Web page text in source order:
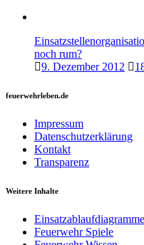
noch rum?
9. Dezember 2012
feuerwehrleben.de
Impressum
Datenschutzerklärung
Kontakt
Transparenz
Weitere Inhalte
Einsatzablaufdiagramme
Feuerwehr Spiele